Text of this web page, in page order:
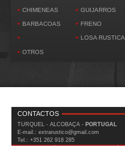
+ CHIMENEAS + GUIJARROS
+ BARBACOAS + FRENO
+ + LOSA RUSTICA
+ OTROS
CONTACTOS
TURQUEL - ALCOBAÇA - PORTUGAL
E-mail.: extrarustico@gmail.com
Tel.: +351 262 918 285